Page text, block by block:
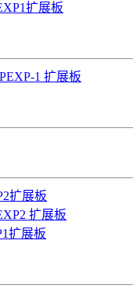
扩展板
1 扩展板
扩展板
扩展板
扩展板